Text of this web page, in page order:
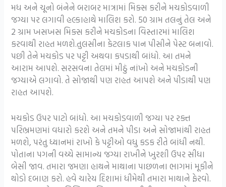
મધ અને ચૂનો બંનેને બરાબર માત્રામાં મિક્સ કરીને મચકોડવાળી
જગ્યા પર લગાવી હલ્કાહાથે માલિશ કરો. 50 ગ્રામ તલનું તેલ અને
2 ગ્રામ ખસખસ મિક્સ કરીને મચકોડના વિસ્તારમાં માલિશ
કરવાથી રાહત મળશે.તુલસીના કેટલાક પાન પીસીને પેસ્ટ બનાવો.
પછી તેને મચકોડ પર પટ્ટી અથવા કપડાથી બાંધો. આ તમને
આરામ આપશે. સરસવના તેલમાં મીઠું નાંખો અને મચકોડની
જગ્યાએ લગાવો. તે સોજાથી પણ રાહત આપશે અને પીડાથી પણ
રાહત આપશે.
મચકોડ ઉપર પાટો બાંધો. આ મચકોડવાળી જગ્યા પર રક્ત
પરિભ્રમણમાં વધારો કરશે અને તમને પીડા અને સોજામાંથી રાહત
મળશે, પરંતુ ધ્યાનમાં રાખો કે પટ્ટીઓ વધુ કડક રીતે બાંધી નથી.
પોતાના પગની વચ્ચે સામાન્ય જગ્યા રાખીને ખુરશી ઉપર સીધા
બેસી જાવ. તમારા જમણા હાથને માથાના પાછળના ભાગમાં મૂકીને
થોડો દબાણ કરો. હવે ચારેય દિશામાં ધીમેથી તમારા માથાને ફેરવો.